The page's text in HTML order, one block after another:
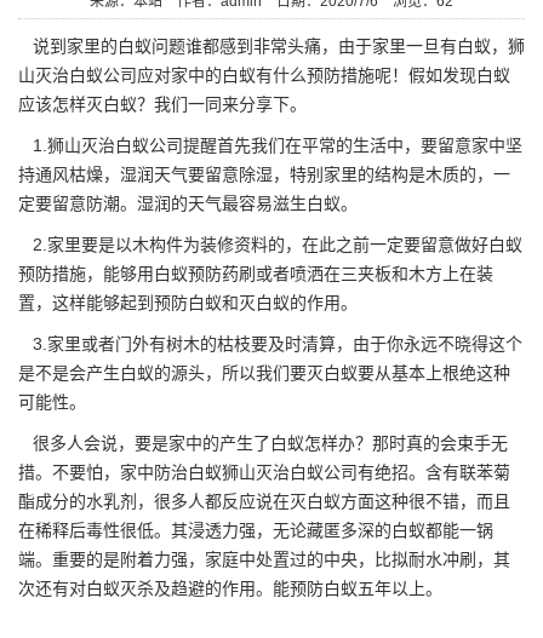
说到家里的白蚁问题谁都感到非常头痛，由于家里一旦有白蚁，狮
山灭治白蚁公司应对家中的白蚁有什么预防措施呢！假如发现白蚁
应该怎样灭白蚁？我们一同来分享下。
1. 狮山灭治白蚁公司提醒首先我们在平常的生活中，要留意家中坚
持通风枯燥，湿润天气要留意除湿，特别家里的结构是木质的，一
定要留意防潮。湿润的天气最容易滋生白蚁。
2.家里要是以木构件为装修资料的，在此之前一定要留意做好白蚁
预防措施，能够用白蚁预防药刷或者喷洒在三夹板和木方上在装
置，这样能够起到 预防白蚁和灭白蚁的作用。
3.家里或者门外有树木的枯枝要及时清算，由于你永远不晓得这个
是不是会产生白蚁的源头，所以我们要灭白蚁要从基本上根绝这种
可能性。
很多人会说，要是家中的产生了白蚁怎样办？那时真的会束手无
措。不要怕，家中防治白蚁狮山灭治白蚁公司有绝招。含有联苯菊
酯成分的水乳剂，很多人都反应说在灭白蚁方面这种很不错，而且
在稀释后毒性很低。其浸透力强，无论藏匿多深的白蚁都能一锅
端。重要的是附着力强，家庭中处置过的中央，比拟耐水冲刷，其
次还有对白蚁灭杀及趋避的作用。能预防白蚁五年以上。